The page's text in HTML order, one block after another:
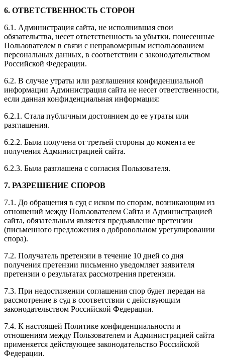
6. ОТВЕТСТВЕННОСТЬ СТОРОН
6.1. Администрация сайта, не исполнившая свои
обязательства, несет ответственность за убытки, понесенные
Пользователем в связи с неправомерным использованием
персональных данных, в соответствии с законодательством
Российской Федерации.
6.2. В случае утраты или разглашения конфиденциальной
информации Администрация сайта не несет ответственности,
если данная конфиденциальная информация:
6.2.1. Стала публичным достоянием до ее утраты или
разглашения.
6.2.2. Была получена от третьей стороны до момента ее
получения Администрацией сайта.
6.2.3. Была разглашена с согласия Пользователя.
7. РАЗРЕШЕНИЕ СПОРОВ
7.1. До обращения в суд с иском по спорам, возникающим из
отношений между Пользователем Сайта и Администрацией
сайта, обязательным является предъявление претензии
(письменного предложения о добровольном урегулировании
спора).
7.2. Получатель претензии в течение 10 дней со дня
получения претензии письменно уведомляет заявителя
претензии о результатах рассмотрения претензии.
7.3. При недостижении соглашения спор будет передан на
рассмотрение в суд в соответствии с действующим
законодательством Российской Федерации.
7.4. К настоящей Политике конфиденциальности и
отношениям между Пользователем и Администрацией сайта
применяется действующее законодательство Российской
Федерации.